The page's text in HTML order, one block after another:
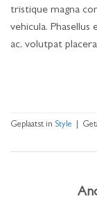
tristique magna
vehicula. Phasellus
ac, volutpat
Geplaatst in Style